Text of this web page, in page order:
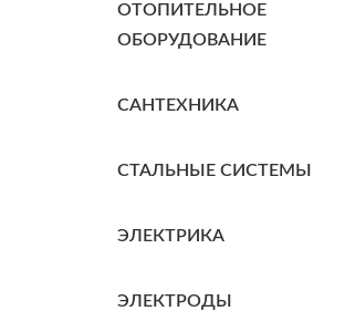
ОТОПИТЕЛЬНОЕ
ОБОРУДОВАНИЕ
САНТЕХНИКА
СТАЛЬНЫЕ СИСТЕМЫ
ЭЛЕКТРИКА
ЭЛЕКТРОДЫ